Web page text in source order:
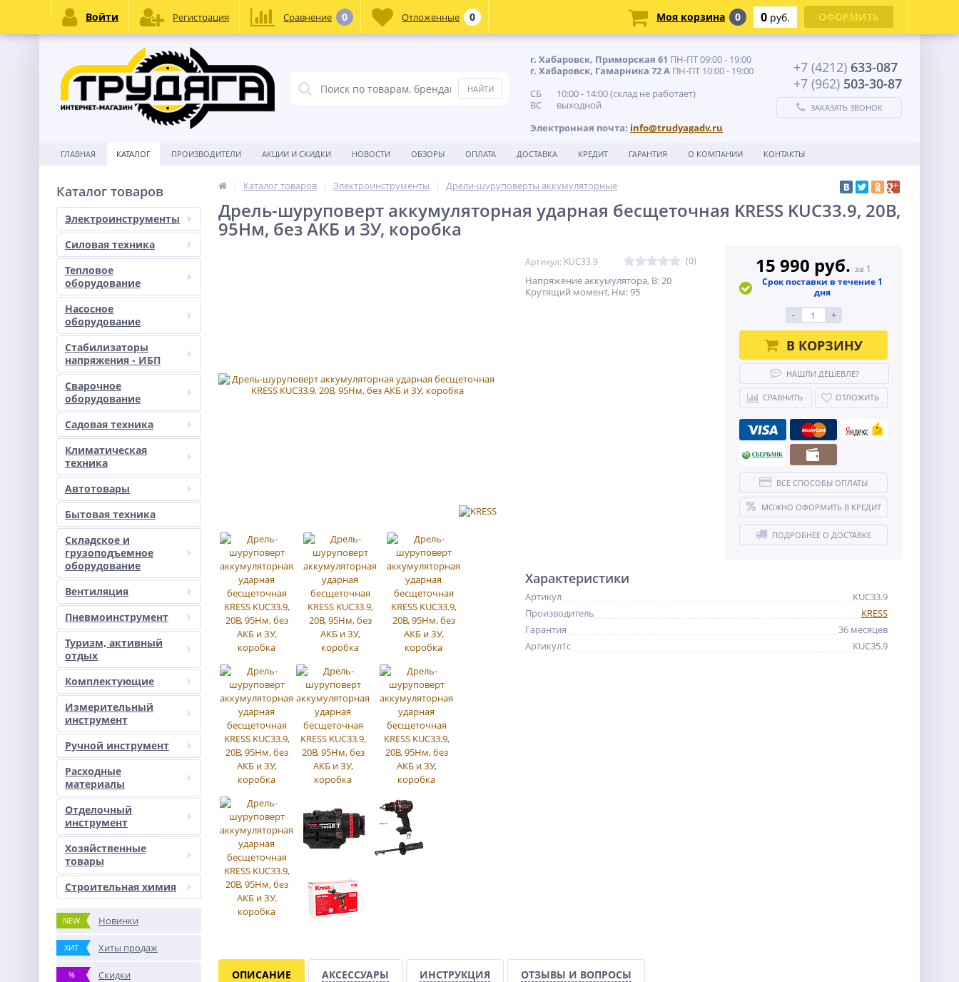
г. Хабаровск, Приморская 61 ПН-ПТ 09:00 - 19:00
г. Хабаровск, Гамарника 72 А ПН-ПТ 10:00 - 19:00
СБ 10:00 - 14:00 (склад не работает)
ВС выходной
Электронная почта: info@trudyagadv.ru
+7 (4212) 633-087
+7 (962) 503-30-87
ЗАКАЗАТЬ ЗВОНОК
ГЛАВНАЯ КАТАЛОГ ПРОИЗВОДИТЕЛИ АКЦИИ И СКИДКИ НОВОСТИ ОБЗОРЫ ОПЛАТА ДОСТАВКА КРЕДИТ ГАРАНТИЯ О КОМПАНИИ КОНТАКТЫ
Каталог товаров
Электроинструменты
Силовая техника
Тепловое
оборудование
Насосное
оборудование
Стабилизаторы
напряжения - ИБП
Сварочное
оборудование
Садовая техника
Климатическая
техника
Автотовары
Бытовая техника
Складское и
грузоподъемное
оборудование
Вентиляция
Пневмоинструмент
Туризм, активный
отдых
Комплектующие
Измерительный
инструмент
Ручной инструмент
Расходные
материалы
Отделочный
инструмент
Хозяйственные
товары
Строительная химия
NEW Новинки
ХИТ Хиты продаж
% Скидки
Каталог товаров Электроинструменты Дрели-шуруповерты аккумуляторные
Дрель-шуруповерт аккумуляторная ударная бесщеточная KRESS KUC33.9, 20В,
95Нм, без АКБ и ЗУ, коробка
Артикул: KUC33.9 (0)
Напряжение аккумулятора, В: 20
Крутящий момент, Нм: 95
15 990 руб. за 1
Срок поставки в течение 1
дня
- +
В КОРЗИНУ
НАШЛИ ДЕШЕВЛЕ?
СРАВНИТЬ ОТЛОЖИТЬ
ВСЕ СПОСОБЫ ОПЛАТЫ
МОЖНО ОФОРМИТЬ В КРЕДИТ
ПОДРОБНЕЕ О ДОСТАВКЕ
Характеристики
Артикул
KUC33.9
Производитель
KRESS
Гарантия
36 месяцев
Артикул1c
KUC35.9
ОПИСАНИЕ АКСЕССУАРЫ ИНСТРУКЦИЯ ОТЗЫВЫ И ВОПРОСЫ
Войти Регистрация Сравнение 0 Отложенные 0 Моя корзина 0 0 руб. ОФОРМИТЬ